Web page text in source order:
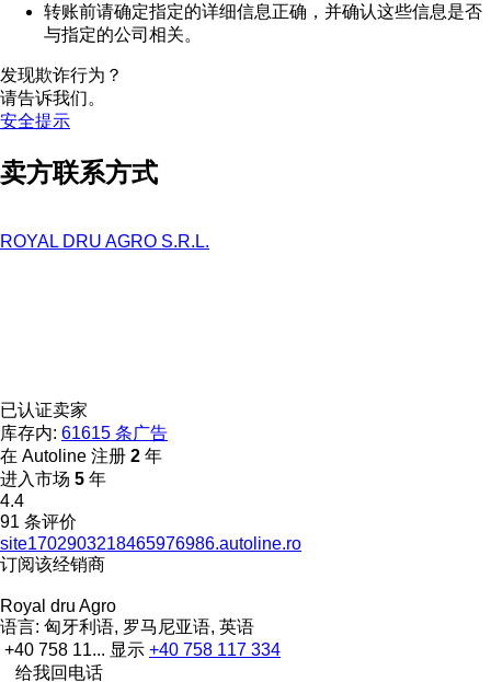
转账前请确定指定的详细信息正确，并确认这些信息是否
与指定的公司相关。
发现欺诈行为？
请告诉我们。
安全提示
卖方联系方式
ROYAL DRU AGRO S.R.L.
已认证卖家
库存内: 61615 条广告
在 Autoline 注册 2 年
进入市场 5 年
4.4
91 条评价
site1702903218465976986.autoline.ro
订阅该经销商
Royal dru Agro
语言: 匈牙利语, 罗马尼亚语, 英语
+40 758 11... 显示 +40 758 117 334
给我回电话